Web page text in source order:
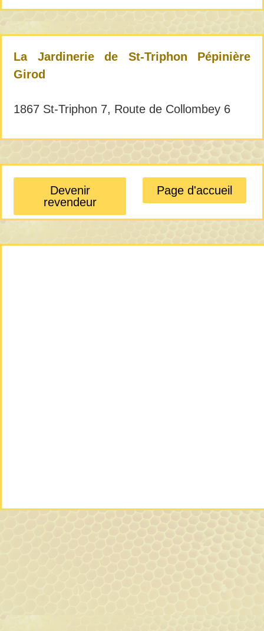
La Jardinerie de St-Triphon Pépinière
Girod
1867 St-Triphon 7, Route de Collombey 6
Devenir
revendeur
Page d'accueil